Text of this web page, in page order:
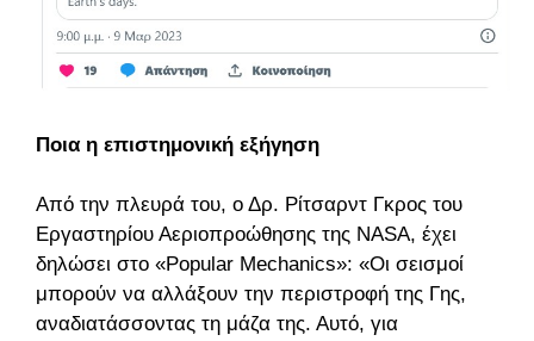
Ποια η επιστημονική εξήγηση
Από την πλευρά του, ο Δρ. Ρίτσαρντ Γκρος του
Εργαστηρίου Αεριοπροώθησης της NASA, έχει
δηλώσει στο «Popular Mechanics»: «Οι σεισμοί
μπορούν να αλλάξουν την περιστροφή της Γης,
αναδιατάσσοντας τη μάζα της. Αυτό, για